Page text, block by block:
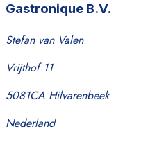
Gastronique B.V.
Stefan van Valen
Vrijthof 11
5081CA Hilvarenbeek
Nederland